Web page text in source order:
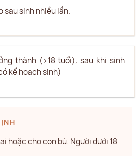
sau sinh nhiều lần.
thành (>18 tuổi), sau khi sinh
kế hoạch sinh)
hoặc cho con bú. Người dưới 18